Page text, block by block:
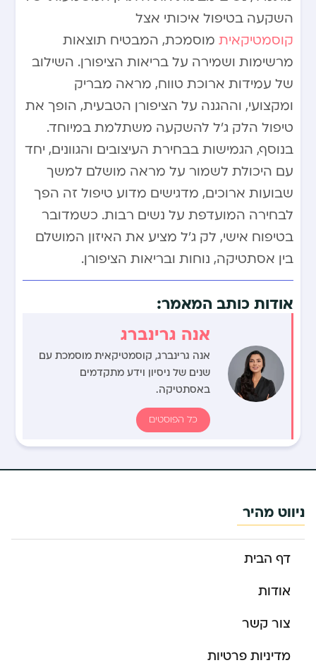
השקעה בטיפול איכותי אצל
קוסמטיקאית מוסמכת, המבטיח תוצאות
מרשימות ושמירה על בריאות הציפורן. השילוב
של עמידות ארוכת טווח, מראה מבריק
ומקצועי, וההגנה על הציפורן הטבעית, הופך את
טיפול הלק ג’ל להשקעה משתלמת במיוחד.
בנוסף, הגמישות בבחירת העיצובים והגוונים, יחד
עם היכולת לשמור על מראה מושלם למשך
שבועות ארוכים, מדגישים מדוע טיפול זה הפך
לבחירה המועדפת על נשים רבות. כשמדובר
בטיפוח אישי, לק ג’ל מציע את האיזון המושלם
בין אסתטיקה, נוחות ובריאות הציפורן.
אודות כותב המאמר:
אנה גרינברג
אנה גרינברג, קוסמטיקאית מוסמכת עם
שנים של ניסיון וידע מתקדמים
באסתטיקה.
כל הפוסטים
ניווט מהיר
דף הבית
אודות
צור קשר
מדיניות פרטיות